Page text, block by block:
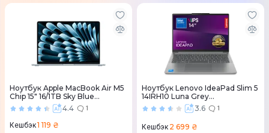
Ноутбук Apple MacBook Air M5
Chip 15" 16/1TB Sky Blue
(MDVT4) 20264.4 1
Кешбэк1 119 ₴
Ноутбук Lenovo IdeaPad Slim 5
14IRH10 Luna Grey
(83HR00BCRA)3.6 1
Кешбэк 2 699 ₴